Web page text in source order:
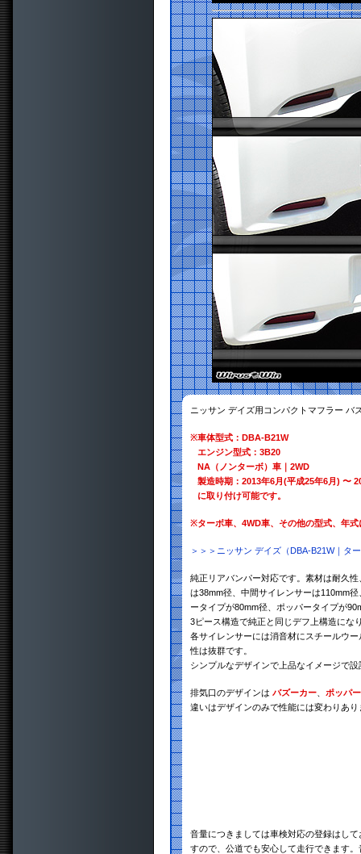
ニッサン デイズ用コンパクトマフラー バ
※車体型式：DBA-B21W
エンジン型式：3B20
NA（ノンターボ）車｜2WD
製造時期：2013年6月(平成25年6月) 〜
に取り付け可能です。
※ターボ車、4WD車、その他の型式、年
＞＞＞ニッサン デイズ（DBA-B21W｜タ
純正リアバンパー対応です。素材は耐久
は38mm径、中間サイレンサーは110mm
ータイプが80mm径、ポッパータイプが
3ピース構造で純正と同じデフ上構造にな
各サイレンサーには消音材にスチールウ
性は抜群です。
シンプルなデザインで上品なイメージで
排気口のデザインは バズーカー
ポッパー
違いはデザインのみで性能には変わりあ
音量につきましては車検対応の登録はし
すので、公道でも安心して走行できます